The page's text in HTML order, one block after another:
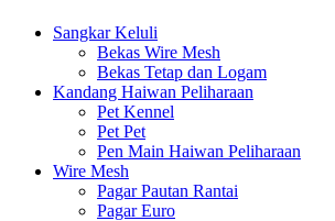
Sangkar Keluli
Bekas Wire Mesh
Bekas Tetap dan Logam
Kandang Haiwan Peliharaan
Pet Kennel
Pet Pet
Pen Main Haiwan Peliharaan
Wire Mesh
Pagar Pautan Rantai
Pagar Euro